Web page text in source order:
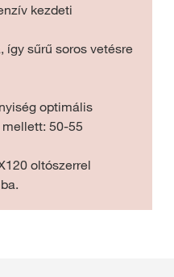
kezdeti
így sűrű soros vetésre
optimális
50-55
oltószerrel